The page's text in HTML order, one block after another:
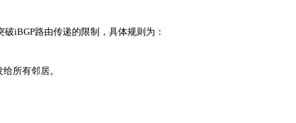
iBGP路由传递的限制，具体规则为：
所有邻居。